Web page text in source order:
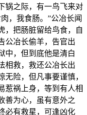
锅之际，有一鸟飞来对
，我食肠。”公冶长闻
，把肠脏留给鸟食，自
公冶长偷羊，告官出
中，但到底他是清白
相救，救还公冶长出
险，但凡事要谨慎，
惹祸上身，等到有人相
善为心，虽有意外之
必有救星，可逢凶化